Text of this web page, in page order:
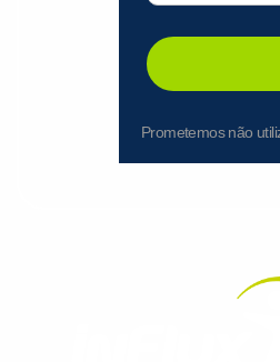
Prometemos não